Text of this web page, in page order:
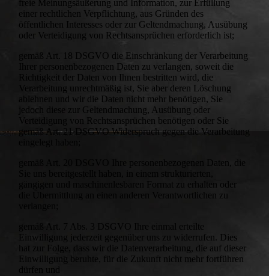
freie Meinungsäußerung und Information, zur Erfüllung
einer rechtlichen Verpflichtung, aus Gründen des
öffentlichen Interesses oder zur Geltendmachung, Ausübung
oder Verteidigung von Rechtsansprüchen erforderlich ist;
gemäß Art. 18 DSGVO die Einschränkung der Verarbeitung
Ihrer personenbezogenen Daten zu verlangen, soweit die
Richtigkeit der Daten von Ihnen bestritten wird, die
Verarbeitung unrechtmäßig ist, Sie aber deren Löschung
ablehnen und wir die Daten nicht mehr benötigen, Sie
jedoch diese zur Geltendmachung, Ausübung oder
Verteidigung von Rechtsansprüchen benötigen oder Sie
gemäß Art. 21 DSGVO Widerspruch gegen die Verarbeitung
gemäß Art. 20 DSGVO Ihre personenbezogenen Daten, die
gängigen und maschinenlesbaren Format zu erhalten oder
die Übermittlung an einen anderen Verantwortlichen zu
gemäß Art. 7 Abs. 3 DSGVO Ihre einmal erteilte
Einwilligung jederzeit gegenüber uns zu widerrufen. Dies
hat zur Folge, dass wir die Datenverarbeitung, die auf dieser
Einwilligung beruhte, für die Zukunft nicht mehr fortführen
dürfen und